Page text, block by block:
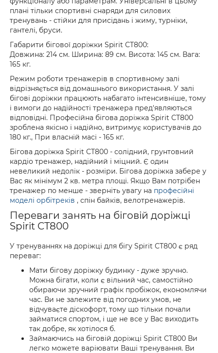
плані тільки спортивні снаряди для силових
тренувань - стійки для присідань і жиму, турніки,
гантелі, бруси.
Габарити бігової доріжки Spirit CT800:
Довжина: 214 см. Ширина: 89 см. Висота: 145 см. Вага:
165 кг.
Режим роботи тренажерів в спортивному залі
відрізняється від домашнього використання. У залі
бігові доріжки працюють набагато інтенсивніше, тому
і вимоги до надійності тренажера пред'являються
відповідні. Професійна бігова доріжка Spirit CT800
зроблена якісно і надійно, витримує користувачів до
180 кг., При власній масі - 165 кг.
Бігова доріжка Spirit CT800 - солідний, грунтовний
кардіо тренажер, надійний і міцний. Є один
невеликий недолік - розміри. Бігова доріжка забере у
Вас як мінімум 2 кв. метра площі. Якщо Вам потрібен
тренажер по менше - зверніть увагу на професійні
моделі орбітреків , спін байків, велотренажерів.
Переваги занять на біговій доріжці
Spirit CT800
У тренуваннях на доріжці для бігу Spirit CT800 є ряд
переваг:
Мати бігову доріжку будинку - дуже зручно.
Можна бігати, коли є вільний час, самостійно
обираючи зручний графік пробіжок, економлячи
час. Ви не залежите від погодних умов, не
відчуваєте діскофорт, тому що тільки почали
займатися спортом, і ще не все у Вас виходить
так добре, як хотілося б.
Займаючись на біговій доріжці Spirit CT800 Ви
легко можете варіювати Ваші тренування. Ви